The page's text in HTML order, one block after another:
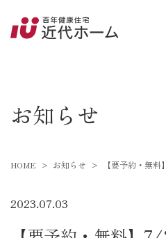
お知らせ
HOME お知らせ 【要予約・無
2023.07.03